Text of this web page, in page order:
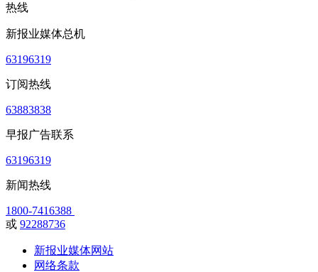
热线
新报业媒体总机
63196319
订阅热线
63883838
早报广告联系
63196319
新闻热线
1800-7416388
或 92288736
新报业媒体网站
网络条款